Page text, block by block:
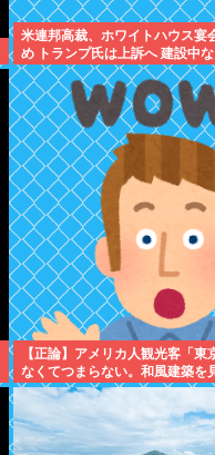
米連邦高裁、ホワイトハウス宴
め トランプ氏は上訴へ 建設中
の?
【正論】アメリカ人観光客「東
なくてつまらない。和風建築を
リだ。」